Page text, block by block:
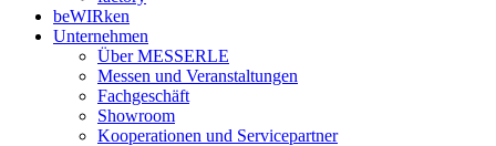
beWIRken
Unternehmen
Über MESSERLE
Messen und Veranstaltungen
Fachgeschäft
Showroom
Kooperationen und Servicepartner